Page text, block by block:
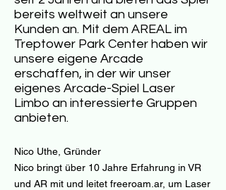
bereits weltweit an unsere
Kunden an. Mit dem AREAL im
Treptower Park Center haben wir
unsere eigene Arcade
erschaffen, in der wir unser
eigenes Arcade-Spiel Laser
Limbo an interessierte Gruppen
anbieten.
Nico Uthe, Gründer
Nico bringt über 10 Jahre Erfahrung in VR
und AR mit und leitet freeroam.ar, um Laser